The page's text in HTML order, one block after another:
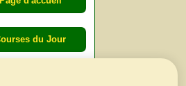
du Jour